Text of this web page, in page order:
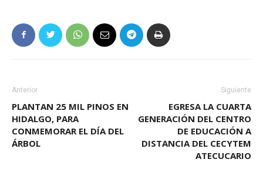
Anterior
PLANTAN 25 MIL PINOS EN
HIDALGO, PARA
CONMEMORAR EL DÍA DEL
ÁRBOL
Siguiente
EGRESA LA CUARTA
GENERACIÓN DEL CENTRO
DE EDUCACIÓN A
DISTANCIA DEL CECYTEM
ATECUCARIO